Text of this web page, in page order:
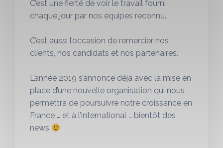
C’est une fierté de voir le travail fourni
chaque jour par nos équipes reconnu.
C’est aussi l’occasion de remercier nos
clients, nos candidats et nos partenaires.
L’année 2019 s’annonce déjà avec la mise en
place d’une nouvelle organisation qui nous
permettra de poursuivre notre croissance en
France … et à l’international … bientôt des
news